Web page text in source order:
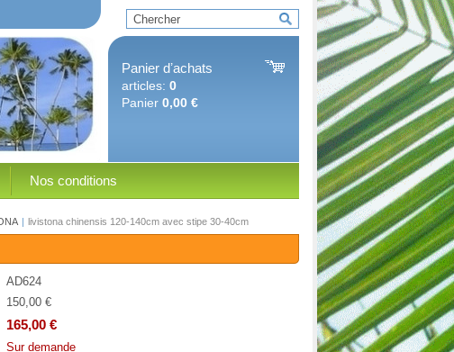
Panier dʼachats
articles: 0
Panier 0,00 €
Nos conditions
| livistona chinensis 120-140cm avec stipe 30-40cm
AD624
150,00 €
165,00 €
Sur demande